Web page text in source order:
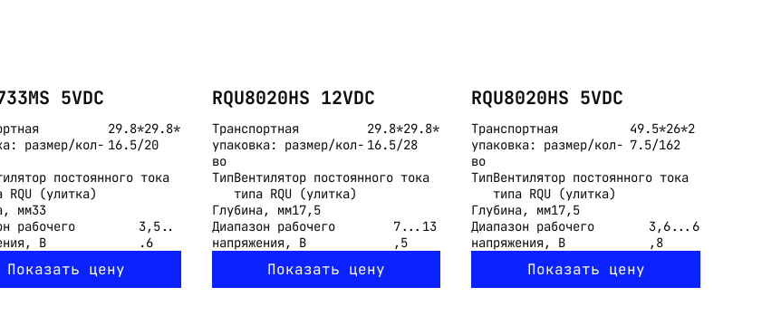
5VDC
размер/кол-
29.8*29.8*
16.5/20
постоянного тока
RQU (улитка)
мм33
рабочего
В
3,5..
.6
Показать цену
RQU8020HS 12VDC
Транспортная
упаковка: размер/кол-
во
29.8*29.8*
16.5/28
ТипВентилятор постоянного тока
типа RQU (улитка)
Глубина, мм17,5
Диапазон рабочего
напряжения, В
7...13
,5
Показать цену
RQU8020HS 5VDC
Транспортная
упаковка: размер/кол-
во
49.5*26*2
7.5/162
ТипВентилятор постоянного тока
типа RQU (улитка)
Глубина, мм17,5
Диапазон рабочего
напряжения, В
3,6...6
,8
Показать цену